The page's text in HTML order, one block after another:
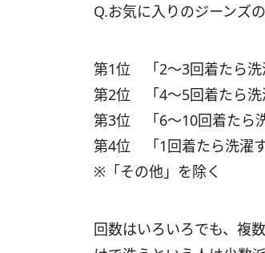
Q.お気に入りのジーンズ
第1位 「2～3回着たら洗
第2位 「4～5回着たら洗
第3位 「6～10回着たら
第4位 「1回着たら洗濯
※「その他」を除く
回数はいろいろでも、複